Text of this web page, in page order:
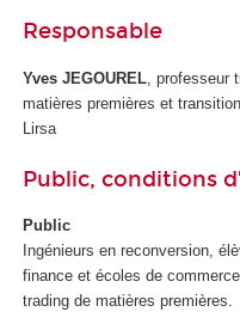
Responsable
Yves JEGOUREL ,
matières premières et
Lirsa
Public, conditions
Public
Ingénieurs en reconversion,
finance et écoles de
trading de matières premières.